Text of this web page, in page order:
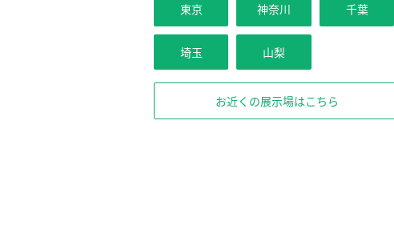
東京 神奈川 千葉
埼玉 山梨
お近くの展示場はこちら